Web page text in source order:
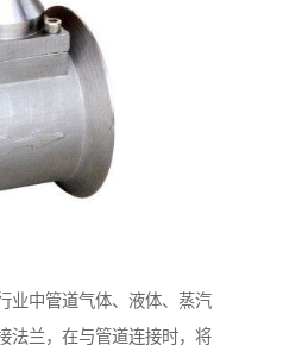
业中管道气体、液体、蒸汽
法兰，在与管道连接时，将